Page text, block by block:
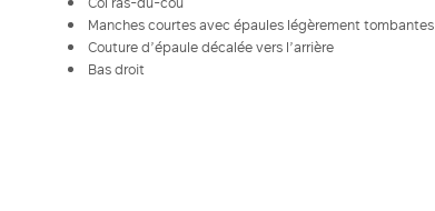
Manches courtes avec épaules légèrement tombantes
Couture d’épaule décalée vers l’arrière
Bas droit